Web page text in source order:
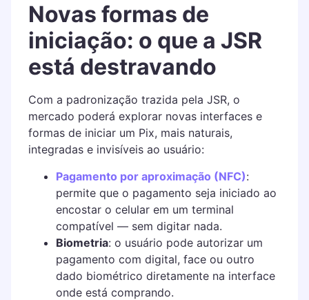
Novas formas de
iniciação: o que a JSR
está destravando
Com a padronização trazida pela JSR, o
mercado poderá explorar novas interfaces e
formas de iniciar um Pix, mais naturais,
integradas e invisíveis ao usuário:
Pagamento por aproximação (NFC):
permite que o pagamento seja iniciado ao
encostar o celular em um terminal
compatível — sem digitar nada.
Biometria: o usuário pode autorizar um
pagamento com digital, face ou outro
dado biométrico diretamente na interface
onde está comprando.